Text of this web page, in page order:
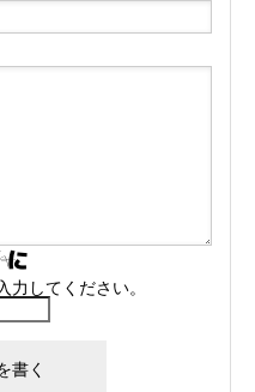
力してください。